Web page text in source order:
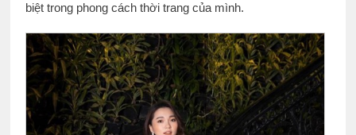
biệt trong phong cách thời trang của mình.